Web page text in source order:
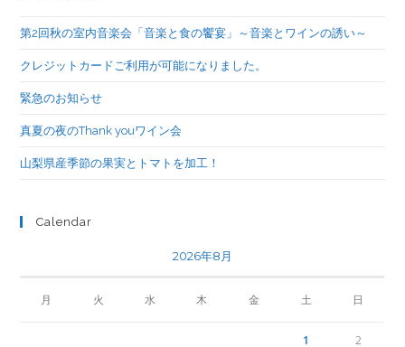
第2回秋の室内音楽会「音楽と食の饗宴」～音楽とワインの誘い～
クレジットカードご利用が可能になりました。
緊急のお知らせ
真夏の夜のThank youワイン会
山梨県産季節の果実とトマトを加工！
Calendar
2026年8月
月 火 水 木 金 土 日
1 2